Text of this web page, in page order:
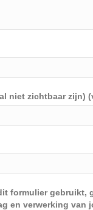
niet zichtbaar zijn)
formulier gebruikt,
en verwerking van